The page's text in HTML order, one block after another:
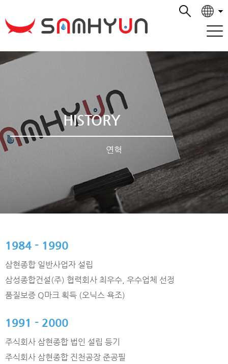
HISTORY
연혁
1984 - 1990
삼현종합 일반사업자 설립
삼성종합건설(주) 협력회사 최우수, 우수업체 선정
품질보증 Q마크 획득 (오닉스 욕조)
1991 - 2000
주식회사 삼현종합 법인 설립 등기
주식회사 삼현종합 진천공장 준공필